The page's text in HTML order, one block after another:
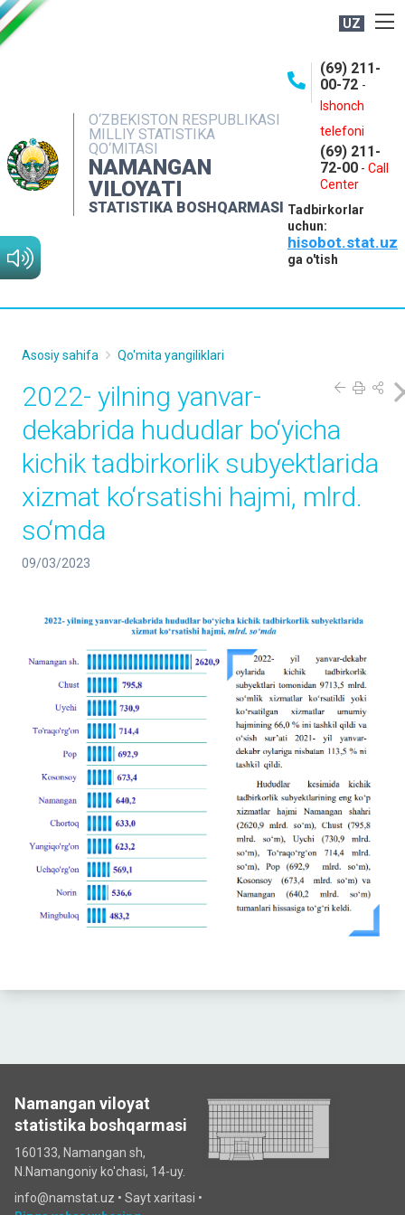
UZ
O‘ZBEKISTON RESPUBLIKASI
MILLIY STATISTIKA
QO‘MITASI
NAMANGAN
VILOYATI
STATISTIKA BOSHQARMASI
(69) 211-
00-72 -
Ishonch
telefoni
(69) 211-
72-00 - Call
Center
Tadbirkorlar
uchun:
hisobot.stat.uz
ga o'tish
NASHRLAR
INTERAKTIV XIZMATLAR
MATBUOT XIZMATI
MUROJAATLAR
Asosiy sahifa Qo'mita yangiliklari
2022- yilning yanvar-
dekabrida hududlar bo‘yicha
kichik tadbirkorlik subyektlarida
xizmat ko‘rsatishi hajmi, mlrd.
so‘mda
09/03/2023
Namangan viloyat
statistika boshqarmasi
160133, Namangan sh,
N.Namangoniy ko'chasi, 14-uy.
info@namstat.uz • Sayt xaritasi •